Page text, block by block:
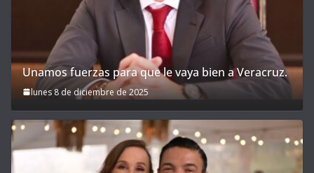
Unamos fuerzas para que le vaya bien a Veracruz.
lunes 8 de diciembre de 2025